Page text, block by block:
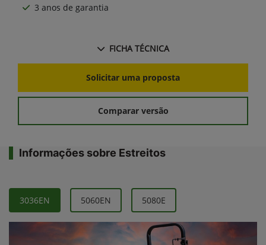
3 anos de garantia
FICHA TÉCNICA
Solicitar uma proposta
Comparar versão
Informações sobre Estreitos
3036EN 5060EN 5080E